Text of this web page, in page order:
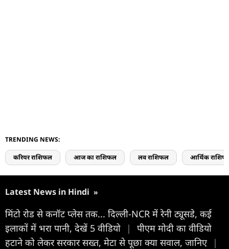
TRENDING NEWS:
करियर राशिफल आज का राशिफल लव राशिफल आर्थिक
Latest News in Hindi »
मिंटो रोड से कनॉट प्लेस तक... दिल्ली-NCR में रेनी ट्यूसडे, कई
इलाकों में भरा पानी, देखें 5 वीडियो
|
पीएम मोदी का वीडियो
हटाने को लेकर सरकार सख्त, मेटा से पूछा क्या सवाल, जान‍िए |